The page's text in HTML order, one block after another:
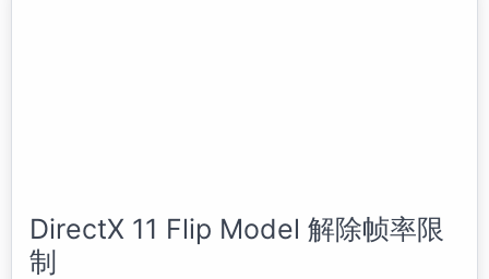
DirectX 11 Flip Model 解除帧率限
制